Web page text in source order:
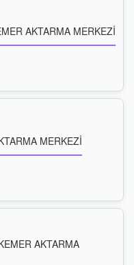
AKTARMA MERKEZİ
MERKEZİ
AKTARMA